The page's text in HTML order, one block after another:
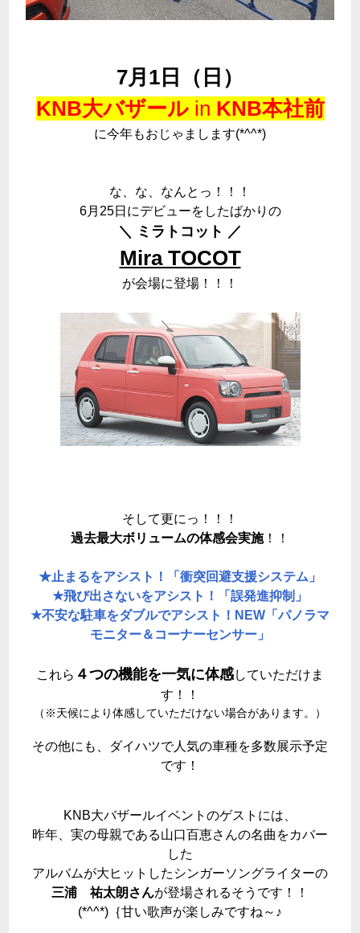
7月1日（日）
KNB大バザール in KNB本社前
に今年もおじゃまします(*^^*)
な、な、なんとっ！！！
6月25日にデビューをしたばかりの
＼ ミラトコット ／
Mira TOCOT
が会場に登場！！！
そして更にっ！！！
過去最大ボリュームの体感会実施！！
★止まるをアシスト！「衝突回避支援システム」
★飛び出さないをアシスト！「誤発進抑制」
★不安な駐車をダブルでアシスト！NEW「パノラマ
モニター＆コーナーセンサー」
これら ４つの機能を一気に体感していただけま
す！！
（※天候により体感していただけない場合があります。）
その他にも、ダイハツで人気の車種を多数展示予定
です！
KNB大バザールイベントのゲストには、
昨年、実の母親である山口百恵さんの名曲をカバー
した
アルバムが大ヒットしたシンガーソングライターの
三浦 祐太朗さんが登場されるそうです！！
(*^^*)｛甘い歌声が楽しみですね～♪